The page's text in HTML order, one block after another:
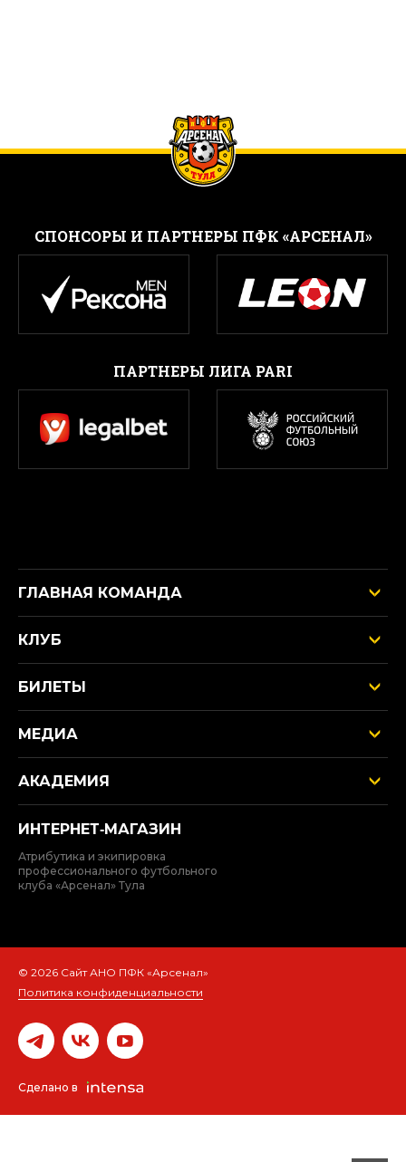
CПОНСОРЫ И ПАРТНЕРЫ ПФК «АРСЕНАЛ»
ПАРТНЕРЫ ЛИГА PARI
ГЛАВНАЯ КОМАНДА
КЛУБ
БИЛЕТЫ
МЕДИА
АКАДЕМИЯ
ИНТЕРНЕТ‑МАГАЗИН
Атрибутика и экипировка
профессионального футбольного
клуба «Арсенал» Тула
© 2026 Сайт АНО ПФК «Арсенал»
Политика конфиденциальности
Сделано в